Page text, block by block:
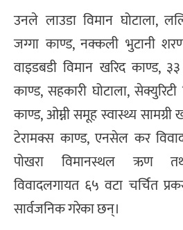
उनले लाउडा विमान घोटाला,
जग्गा काण्ड, नक्कली भुटानी
वाइडबडी विमान खरिद काण्ड,
काण्ड, सहकारी घोटाला, सेक्युरिटी
काण्ड, ओम्नी समूह स्वास्थ्य सामग्री
टेरामक्स काण्ड, एनसेल कर
पोखरा विमानस्थल ऋण
विवादलगायत ६५ वटा चर्चित
सार्वजनिक गरेका छन्।